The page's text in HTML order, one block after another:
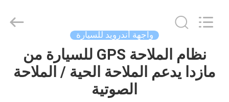
منزل،
بيت
Electron
Co.,Ltd.
واجهة أندرويد للسيارة
نظام الملاحة GPS للسيارة من
مازدا يدعم الملاحة الحية / الملاحة
الصوتية